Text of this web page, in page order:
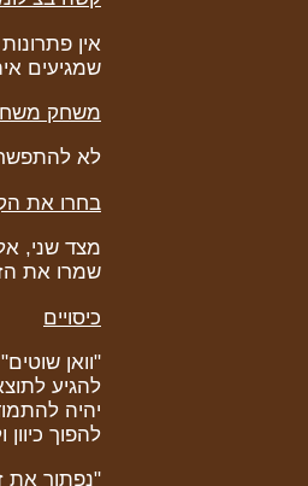
אין
שמגיעים
משחק
לא
בחרו את
שמרו את
כיסויים
להגיע
יהיה
להפוך
"נפתור את